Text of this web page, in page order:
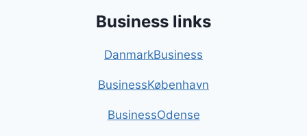
Business links
DanmarkBusiness
BusinessKøbenhavn
BusinessOdense